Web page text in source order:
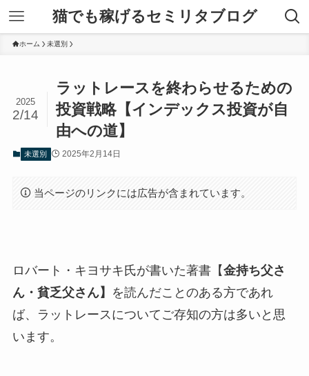
猫でも稼げるセミリタブログ
ホーム 未選別
ラットレースを終わらせるための
投資戦略【インデックス投資が自
由への道】
2025
2/14
未選別 2025年2月14日
当ページのリンクには広告が含まれています。
ロバート・キヨサキ氏が書いた著書【金持ち父さ
ん・貧乏父さん】
を読んだことのある方であれ
ば、ラットレースについてご存知の方は多いと思
います。